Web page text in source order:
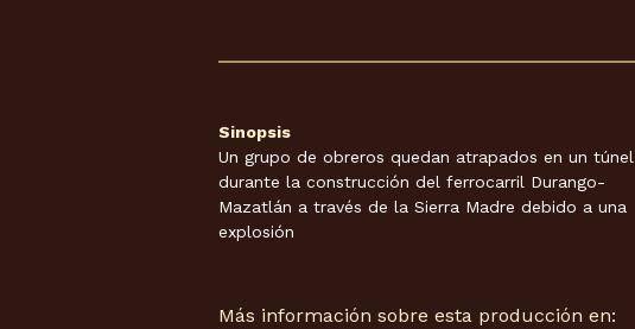
Sinopsis
Un grupo de obreros quedan atrapados en un túnel
durante la construcción del ferrocarril Durango-
Mazatlán a través de la Sierra Madre debido a una
explosión
Más información sobre esta producción en: